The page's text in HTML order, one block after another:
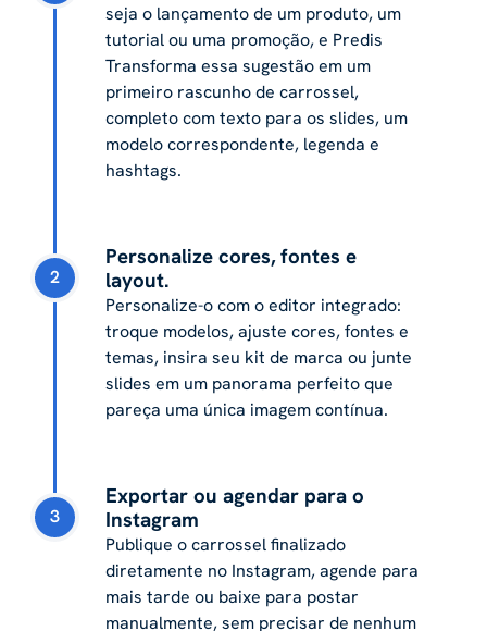
seja o lançamento de um produto, um
tutorial ou uma promoção, e Predis
Transforma essa sugestão em um
primeiro rascunho de carrossel,
completo com texto para os slides, um
modelo correspondente, legenda e
hashtags.
2
Personalize cores, fontes e
layout.
Personalize-o com o editor integrado:
troque modelos, ajuste cores, fontes e
temas, insira seu kit de marca ou junte
slides em um panorama perfeito que
pareça uma única imagem contínua.
3
Exportar ou agendar para o
Instagram
Publique o carrossel finalizado
diretamente no Instagram, agende para
mais tarde ou baixe para postar
manualmente, sem precisar de nenhum